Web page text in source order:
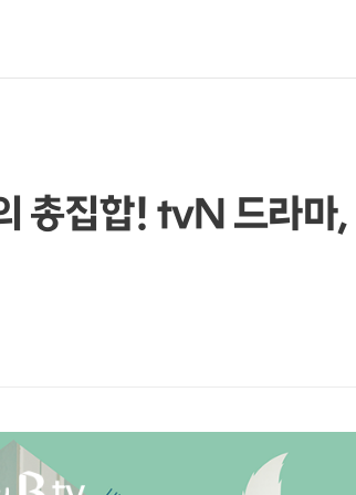
총집합! tvN 드라